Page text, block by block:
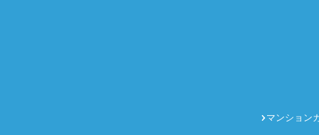
マンション